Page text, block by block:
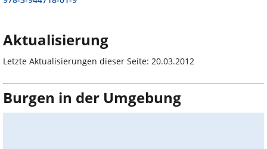
Aktualisierung
Letzte Aktualisierungen dieser Seite: 20.03.2012
Burgen in der Umgebung